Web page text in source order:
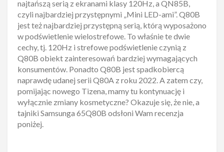
najtańszą serią z ekranami klasy 120Hz, a QN85B,
czyli najbardziej przystępnymi „Mini LED-ami”. Q80B
jest też najbardziej przystępną serią, którą wyposażono
w podświetlenie wielostrefowe. To właśnie te dwie
cechy, tj. 120Hz i strefowe podświetlenie czynią z
Q80B obiekt zainteresowań bardziej wymagających
konsumentów. Ponadto Q80B jest spadkobiercą
naprawdę udanej serii Q80A z roku 2022. A zatem czy,
pomijając nowego Tizena, mamy tu kontynuację i
wyłącznie zmiany kosmetyczne? Okazuje się, że nie, a
tajniki Samsunga 65Q80B odsłoni Wam recenzja
poniżej.